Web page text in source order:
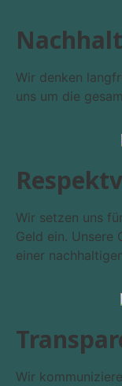
Wir denken
uns um die
Wir setzen uns
Geld ein. Unsere
einer
Wir